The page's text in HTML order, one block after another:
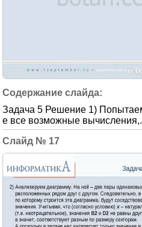
Задача 5 Решение 1)
е все возможные
17